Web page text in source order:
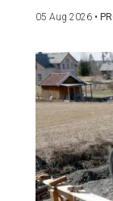
05 Aug 2026 •